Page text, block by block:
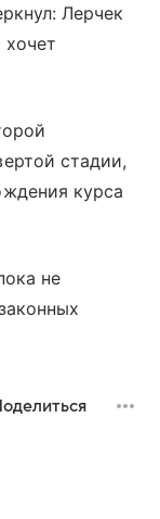
Лерчек
стадии,
курса
не